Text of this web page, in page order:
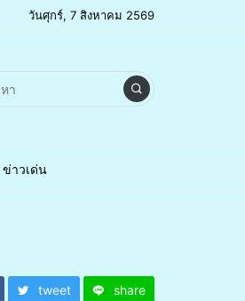
วันศุกร์, 7 สิงหาคม 2569
ข่าวเด่น
tweet share